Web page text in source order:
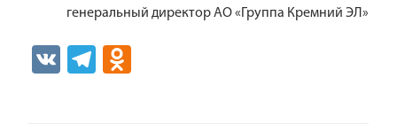
генеральный директор АО «Группа Кремний ЭЛ»
V
Te